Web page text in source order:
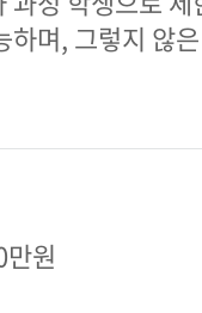
며, 그렇지 않
원